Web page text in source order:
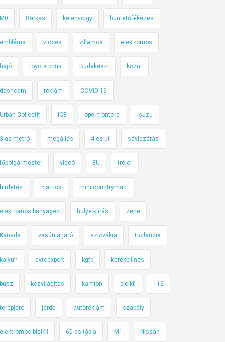
M0 Barkas kelenvölgy büntetőfékezés
embléma vicces villamos elektromos
hajó toyota prius Budakeszi közút
dashcam reklám COVID-19
Urban Collëctif ICE opel frontera Isuzu
3-as metró megállás 4-es út sávlezárás
főpolgármester videó EU tréler
hirdetés matrica mini countryman
elektromos bányagép hülye kiírás zene
Kanada vasúti átjáró szlovákia Hollandia
kaiyun avtoexport kgfb kerékbilincs
busz közvilágítás kamion bicikli 112
terepjáró járda autóreklám szabály
elektromos bicikli 60-as tábla M1 Nissan